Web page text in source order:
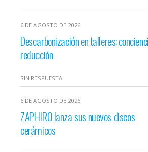
6 DE AGOSTO DE 2026
Descarbonización en talleres:
reducción
SIN RESPUESTA
6 DE AGOSTO DE 2026
ZAPHIRO lanza sus nuevos discos
cerámicos